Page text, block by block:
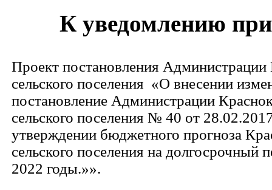
К уведомлению
Проект постановления
сельского поселения «О внесении
постановление Администрации
сельского поселения № 40 от
утверждении бюджетного прогноза
сельского поселения на долгосрочный
2022 годы.»».